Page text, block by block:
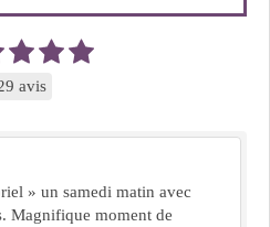
avis
» un samedi matin avec
Magnifique moment de